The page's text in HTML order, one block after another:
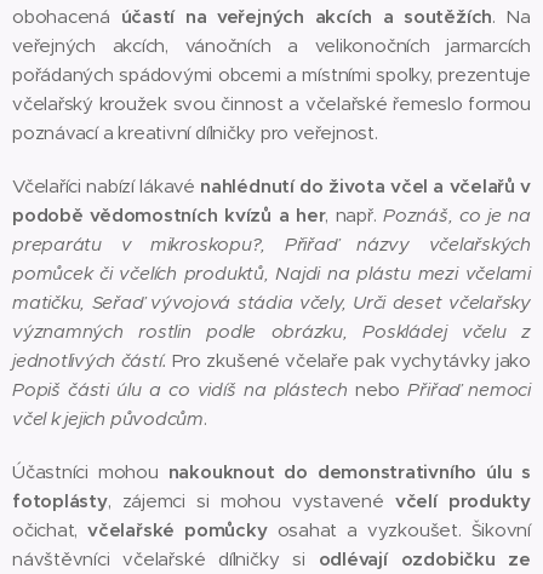
obohacená účastí na veřejných akcích a soutěžích. Na
veřejných akcích, vánočních a velikonočních jarmarcích
pořádaných spádovými obcemi a místními spolky, prezentuje
včelařský kroužek svou činnost a včelařské řemeslo formou
poznávací a kreativní dílničky pro veřejnost.
Včelaříci nabízí lákavé nahlédnutí do života včel a včelařů v
podobě vědomostních kvízů a her, např.Poznáš, co je na
preparátu v mikroskopu?, Přiřaď názvy včelařských
pomůcek či včelích produktů, Najdi na plástu mezi včelami
matičku, Seřaď vývojová stádia včely, Urči deset včelařsky
významných rostlin podle obrázku, Poskládej včelu z
jednotlivých částí. Pro zkušené včelaře pak vychytávky jako
Popiš části úlu a co vidíš na plástech neboPřiřaď nemoci
včel k jejich původcům.
Účastníci mohou nakouknout do demonstrativního úlu s
fotoplásty, zájemci si mohou vystavené včelí produkty
očichat,včelařské pomůckyosahat a vyzkoušet. Šikovní
návštěvníci včelařské dílničky si odlévají ozdobičku ze